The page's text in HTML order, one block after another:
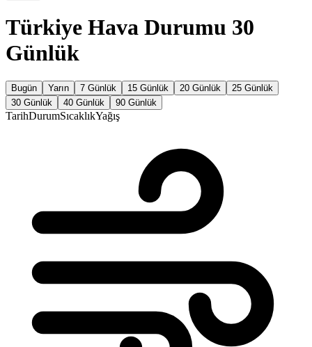
Türkiye Hava Durumu 30
Günlük
Bugün Yarın 7 Günlük 15 Günlük 20 Günlük
25 Günlük
30 Günlük
40 Günlük 90 Günlük
TarihDurumSıcaklıkYağış